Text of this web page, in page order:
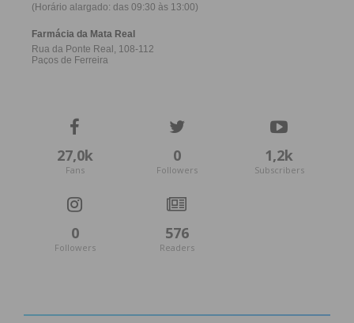
27,0k
Fans
0
Followers
1,2k
Subscribers
0
Followers
576
Readers